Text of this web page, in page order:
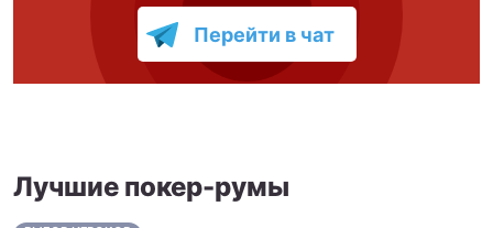
Перейти в чат
Лучшие покер-румы